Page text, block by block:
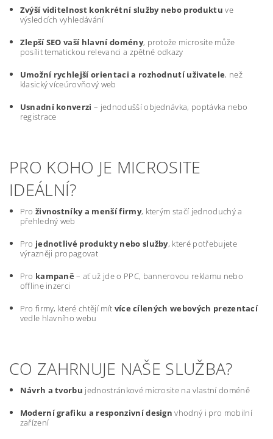
Zvýší viditelnost konkrétní služby nebo produktu ve
výsledcích vyhledávání
Zlepší SEO vaší hlavní domény, protože microsite může
posílit tematickou relevanci a zpětné odkazy
Umožní rychlejší orientaci a rozhodnutí uživatele, než
klasický víceúrovňový web
Usnadní konverzi – jednodušší objednávka, poptávka nebo
registrace
PRO KOHO JE MICROSITE
IDEÁLNÍ?
Pro živnostníky a menší firmy, kterým stačí jednoduchý a
přehledný web
Pro jednotlivé produkty nebo služby, které potřebujete
výrazněji propagovat
Pro kampaně – ať už jde o PPC, bannerovou reklamu nebo
offline inzerci
Pro firmy, které chtějí mít více cílených webových prezentací
vedle hlavního webu
CO ZAHRNUJE NAŠE SLUŽBA?
Návrh a tvorbu jednostránkové microsite na vlastní doméně
Moderní grafiku a responzivní design vhodný i pro mobilní
zařízení